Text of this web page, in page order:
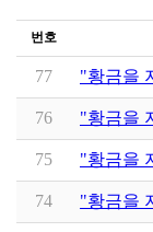
번호
77 "황금을
76 "황금을
75 "황금을
74 "황금을